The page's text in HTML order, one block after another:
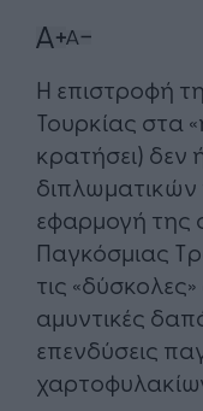
Η επιστροφή
Τουρκίας στα
κρατήσει)
εφαρμογή της
Παγκόσμιας
τις
αμυντικές
επενδύσεις